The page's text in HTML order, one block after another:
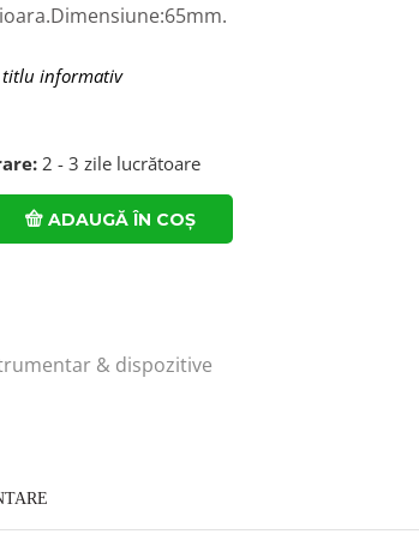
titlu informativ
2 - 3 zile lucrătoare
ADAUGĂ ÎN COȘ
& dispozitive